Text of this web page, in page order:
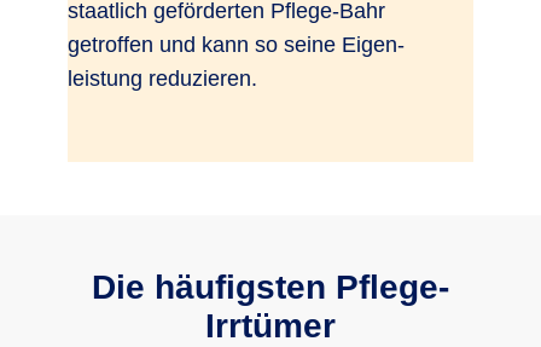
staatlich geförderten Pflege-Bahr
getroffen und kann so seine Eigen-
leistung reduzieren.
Die häufigsten Pflege-
Irrtümer